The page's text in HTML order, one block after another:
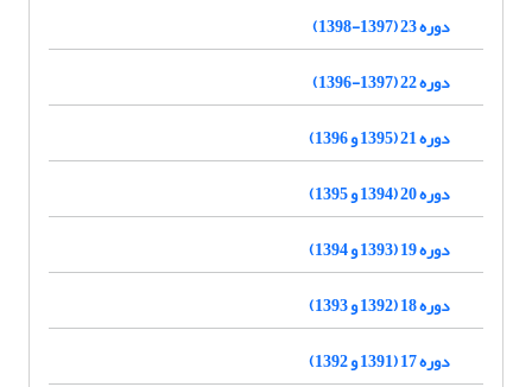
دوره 23 (1397-1398)
دوره 22 (1397-1396)
دوره 21 (1395 و 1396)
دوره 20 (1394 و 1395)
دوره 19 (1393 و 1394)
دوره 18 (1392 و 1393)
دوره 17 (1391 و 1392)